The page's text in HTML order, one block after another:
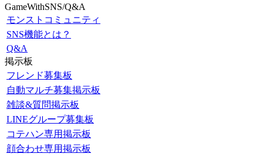
GameWithSNS/Q&A
モンストコミュニティ
SNS機能とは？
Q&A
掲示板
フレンド募集板
自動マルチ募集掲示板
雑談&質問掲示板
LINEグループ募集板
コテハン専用掲示板
顔合わせ専用掲示板